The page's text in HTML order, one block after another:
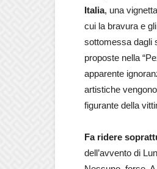
Italia, una
cui la bravura e
sottomessa dagli
proposte nella
apparente
artistiche
figurante della
Fa ridere
dell’avvento di